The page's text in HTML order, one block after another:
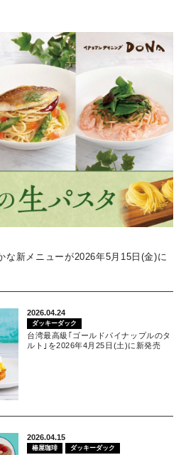
な新メニューが2026年5月15日(金)に
2026.04.24
ダッキーダック
台湾最高級｢ゴールドパイナップルのタ
ルト｣を2026年4月25日(土)に新発売
2026.04.15
椿屋珈琲 ダッキーダック